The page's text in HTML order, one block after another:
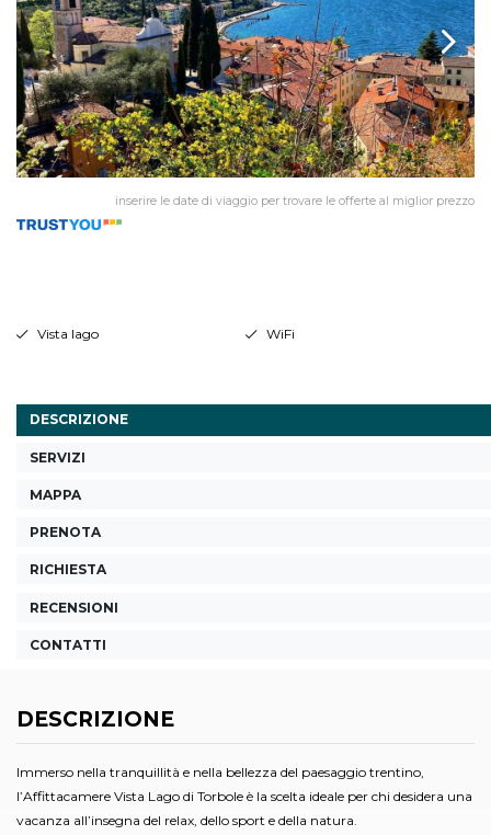
inserire le date di viaggio per trovare le offerte al miglior prezzo
Vista lago WiFi
DESCRIZIONE
SERVIZI
MAPPA
PRENOTA
RICHIESTA
RECENSIONI
CONTATTI
DESCRIZIONE
Immerso nella tranquillità e nella bellezza del paesaggio trentino,
l’Affittacamere Vista Lago di Torbole è la scelta ideale per chi desidera una
vacanza all’insegna del relax, dello sport e della natura.